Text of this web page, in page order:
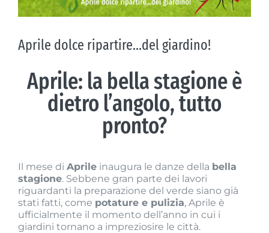
Aprile dolce ripartire…del giardino!
Aprile: la bella stagione è
dietro l’angolo, tutto
pronto?
Il mese di Aprileinaugura le danze della bella
stagione. Sebbene gran parte dei lavori
riguardanti la preparazione del verde siano già
stati fatti, come potature e pulizia, Aprile è
ufficialmente il momento dell’anno in cui i
giardini tornano a impreziosire le città.